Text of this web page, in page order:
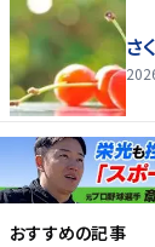
さ
おすすめの記事